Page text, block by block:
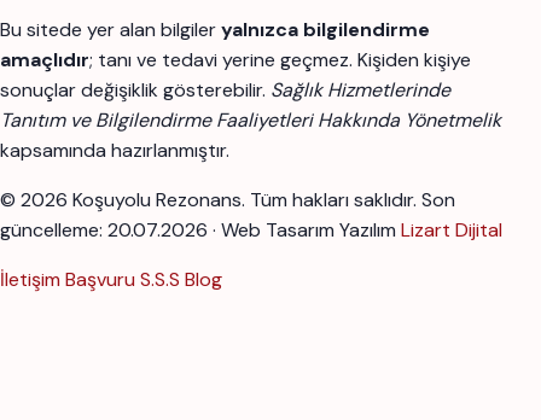
Bu sitede yer alan bilgileryalnızca bilgilendirme
amaçlıdır; tanı ve tedavi yerine geçmez. Kişiden kişiye
sonuçlar değişiklik gösterebilir. Sağlık Hizmetlerinde
Tanıtım ve Bilgilendirme Faaliyetleri Hakkında Yönetmelik
kapsamında hazırlanmıştır.
© 2026 Koşuyolu Rezonans. Tüm hakları saklıdır. Son
güncelleme: 20.07.2026 · Web Tasarım Yazılım Lizart Dijital
İletişim Başvuru S.S.S Blog